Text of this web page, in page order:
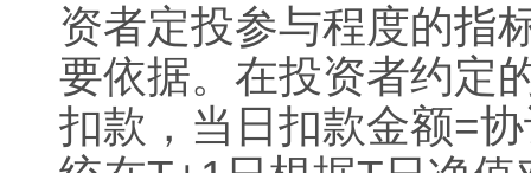
资者定投参与程度的指
要依据。在投资者约定
扣款，当日扣款金额=